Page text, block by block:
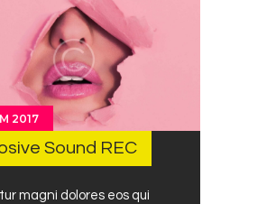
2017
Sound REC
magni dolores eos qui